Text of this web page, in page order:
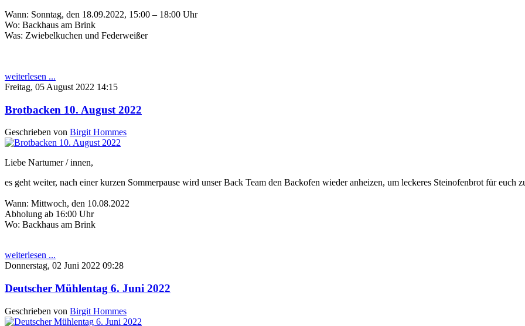
Wann: Sonntag, den 18.09.2022, 15:00 – 18:00 Uhr
Wo: Backhaus am Brink
Was: Zwiebelkuchen und Federweißer
weiterlesen ...
Freitag, 05 August 2022 14:15
Brotbacken 10. August 2022
Geschrieben von Birgit Hommes
Liebe Nartumer / innen,
es geht weiter, nach einer kurzen Sommerpause wird unser Back Team den Backofen wieder anheizen, um leckeres Steinofenbrot für euch
Wann: Mittwoch, den 10.08.2022
Abholung ab 16:00 Uhr
Wo: Backhaus am Brink
weiterlesen ...
Donnerstag, 02 Juni 2022 09:28
Deutscher Mühlentag 6. Juni 2022
Geschrieben von Birgit Hommes